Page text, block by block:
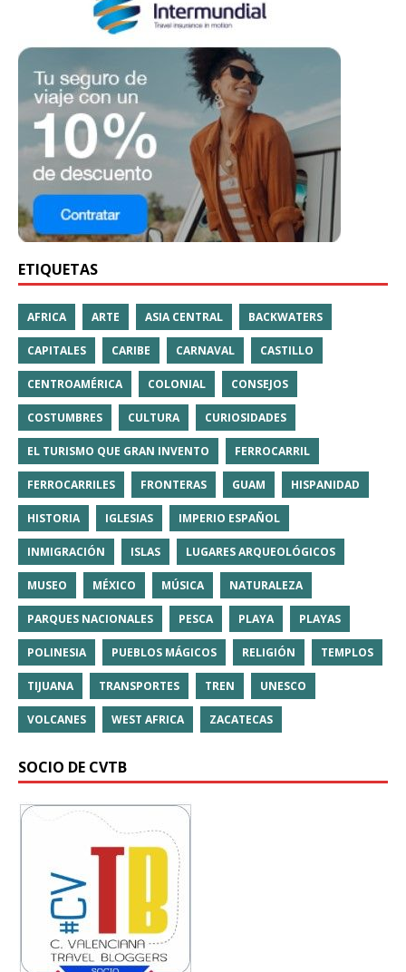
ETIQUETAS
AFRICA ARTE ASIA CENTRAL BACKWATERS
CAPITALES CARIBE CARNAVAL CASTILLO
CENTROAMÉRICA COLONIAL CONSEJOS
COSTUMBRES CULTURA CURIOSIDADES
EL TURISMO QUE GRAN INVENTO FERROCARRIL
FERROCARRILES FRONTERAS GUAM HISPANIDAD
HISTORIA IGLESIAS IMPERIO ESPAÑOL
INMIGRACIÓN ISLAS LUGARES ARQUEOLÓGICOS
MUSEO MÉXICO MÚSICA NATURALEZA
PARQUES NACIONALES PESCA PLAYA PLAYAS
POLINESIA PUEBLOS MÁGICOS RELIGIÓN TEMPLOS
TIJUANA TRANSPORTES TREN UNESCO
VOLCANES WEST AFRICA ZACATECAS
SOCIO DE CVTB